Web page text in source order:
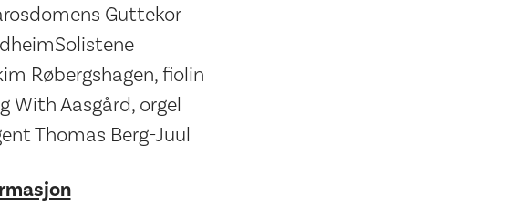
Guttekor
Røbergshagen, fiolin
With Aasgård, orgel
Thomas Berg-Juul